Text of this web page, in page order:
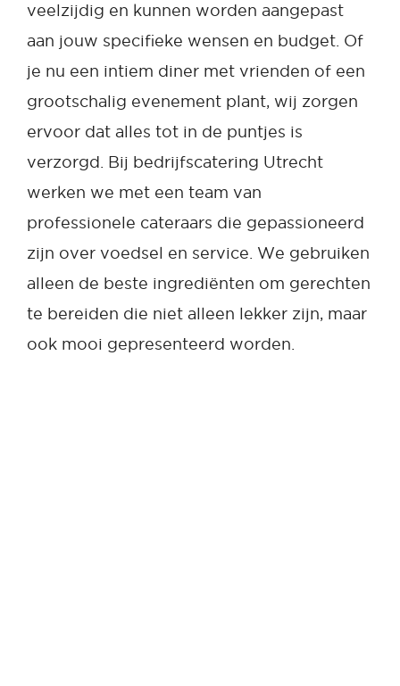
veelzijdig en kunnen worden aangepast
aan jouw specifieke wensen en budget. Of
je nu een intiem diner met vrienden of een
grootschalig evenement plant, wij zorgen
ervoor dat alles tot in de puntjes is
verzorgd. Bij bedrijfscatering Utrecht
werken we met een team van
professionele cateraars die gepassioneerd
zijn over voedsel en service. We gebruiken
alleen de beste ingrediënten om gerechten
te bereiden die niet alleen lekker zijn, maar
ook mooi gepresenteerd worden.